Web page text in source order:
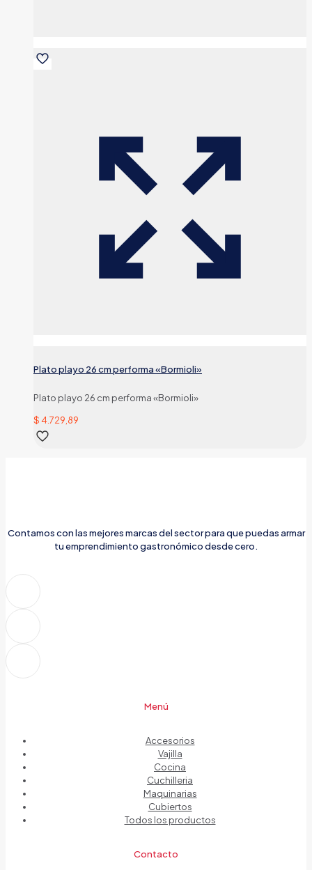
Plato playo 26 cm performa «Bormioli»
Plato playo 26 cm performa «Bormioli»
$ 4.729,89
Contamos con las mejores marcas del sector para que puedas armar
tu emprendimiento gastronómico desde cero.
Menú
Accesorios
Vajilla
Cocina
Cuchilleria
Maquinarias
Cubiertos
Todos los productos
Contacto